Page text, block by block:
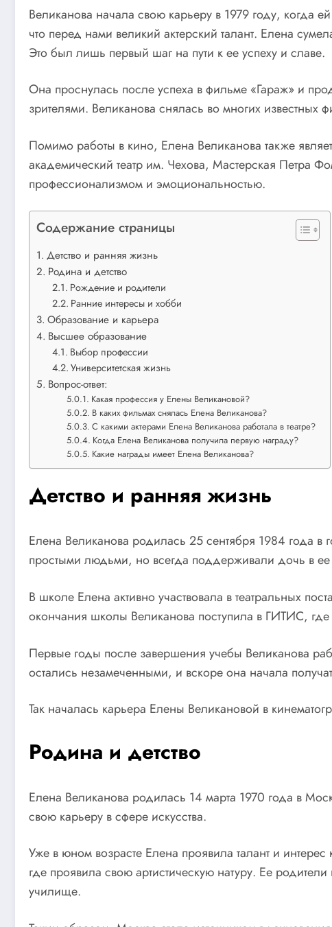
Великанова начала свою карьеру в 1979 году,
что перед нами великий актерский талант. Елена
Это был лишь первый шаг на пути к ее успеху и славе.
Она проснулась после успеха в фильме «Гараж» и
зрителями. Великанова снялась во многих известных
Помимо работы в кино, Елена Великанова также
академический театр им. Чехова, Мастерская Петра
профессионализмом и эмоциональностью.
Содержание страницы
Детство и ранняя жизнь
Родина и детство
Рождение и родители
Ранние интересы и хобби
Образование и карьера
Высшее образование
Выбор профессии
Университетская жизнь
Вопрос-ответ:
Какая профессия у Елены Великановой?
В каких фильмах снялась Елена Великанова?
С какими актерами Елена Великанова работала в театре?
Когда Елена Великанова получила первую награду?
Какие награды имеет Елена Великанова?
Детство и ранняя жизнь
Елена Великанова родилась 25 сентября 1984 года в
простыми людьми, но всегда поддерживали дочь в ее
В школе Елена активно участвовала в театральных
окончания школы Великанова поступила в ГИТИС,
Первые годы после завершения учебы Великанова
остались незамеченными, и вскоре она начала
Так началась карьера Елены Великановой в
Родина и детство
Елена Великанова родилась 14 марта 1970 года в
свою карьеру в сфере искусства.
Уже в юном возрасте Елена проявила талант и интерес
где проявила свою артистическую натуру. Ее
училище.